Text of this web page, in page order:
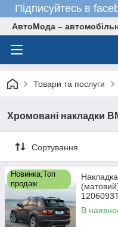
Підписуйтесь в
АвтоМода –
Товари та послуги
Хромовані накладки
Сортування
Новинка;Топ
продаж
В